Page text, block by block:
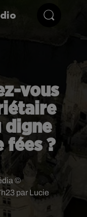
vous
digne
fées ?
par Lucie
©